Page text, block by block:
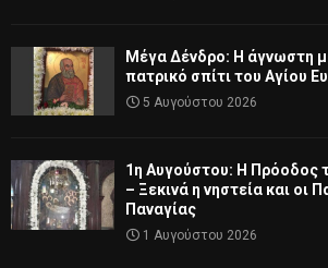
Μέγα Δένδρο: Η άγνωστη
πατρικό σπίτι του Αγίου
5 Αυγούστου 2026
1η Αυγούστου: Η Πρόοδος
– Ξεκινά η νηστεία και οι
Παναγίας
1 Αυγούστου 2026